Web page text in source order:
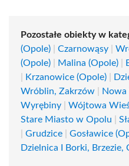
Pozostałe obiekty w
(Opole)
Czarnowąsy
(Opole)
Malina (Opole)
Krzanowice (Opole)
Wróblin, Zakrzów
Nowa
Wyrębiny
Wójtowa
Stare Miasto w Opolu
Grudzice Gosławice
Dzielnica I Borki, Brzezie,